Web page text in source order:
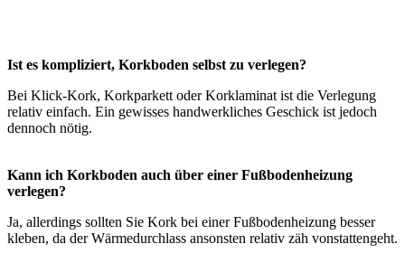
Ist es kompliziert, Korkboden selbst zu verlegen?
Bei Klick-Kork, Korkparkett oder Korklaminat ist die Verlegung
relativ einfach. Ein gewisses handwerkliches Geschick ist jedoch
dennoch nötig.
Kann ich Korkboden auch über einer Fußbodenheizung
verlegen?
Ja, allerdings sollten Sie Kork bei einer Fußbodenheizung besser
kleben, da der Wärmedurchlass ansonsten relativ zäh vonstattengeht.